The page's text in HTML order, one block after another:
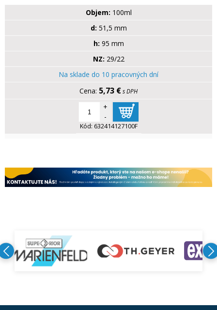
Objem: 100ml
d: 51,5 mm
h: 95 mm
NZ: 29/22
Na sklade do 10 pracovných dní
5,73 €s DPH
+
-
Kód: 632414127100F